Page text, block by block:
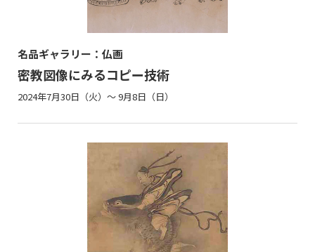
名品ギャラリー：仏画
密教図像にみるコピー技術
2024年7月30日（火）～ 9月8日（日）